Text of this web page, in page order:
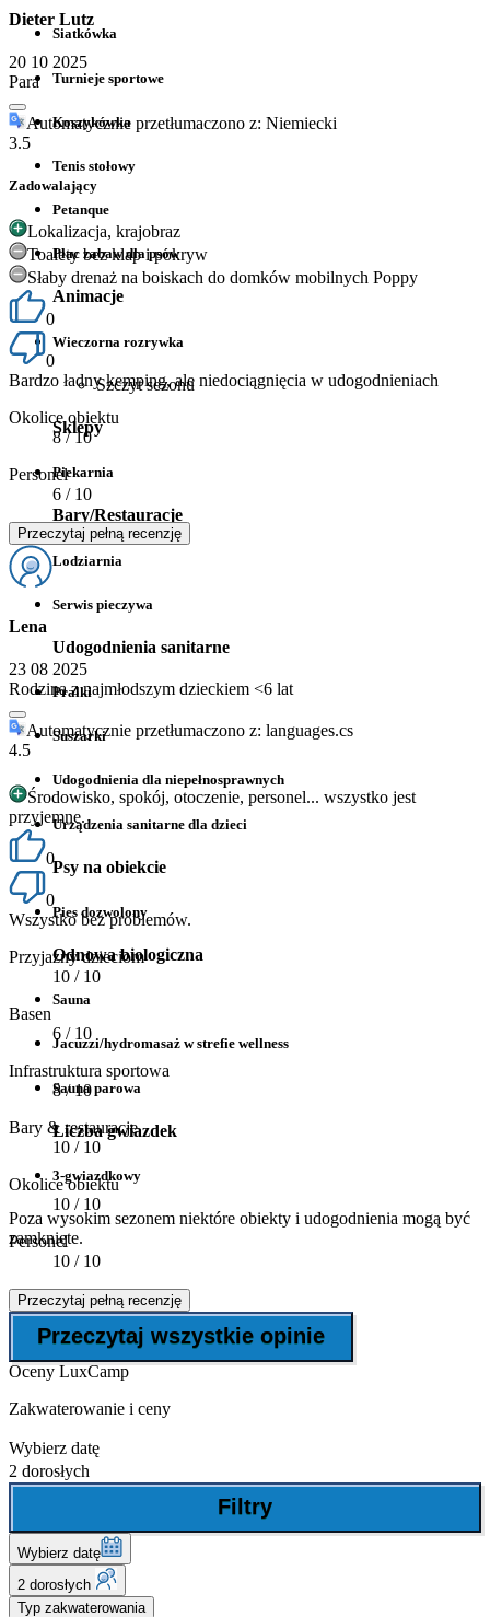
Siatkówka
Turnieje sportowe
Koszykówka
Tenis stołowy
Petanque
Plac zabaw dla psów
Animacje
Wieczorna rozrywka
Szczyt sezonu
Sklepy
Piekarnia
Bary/Restauracje
Lodziarnia
Serwis pieczywa
Udogodnienia sanitarne
Pralki
Suszarki
Udogodnienia dla niepełnosprawnych
Urządzenia sanitarne dla dzieci
Psy na obiekcie
Pies dozwolony
Odnowa biologiczna
Sauna
Jacuzzi/hydromasaż w strefie wellness
Sauna parowa
Liczba gwiazdek
3-gwiazdkowy
Poza wysokim sezonem niektóre obiekty i udogodnienia mogą być
zamknięte.
Dieter Lutz
20 10 2025
Para
Automatycznie przetłumaczono z: Niemiecki
3.5
Zadowalający
Lokalizacja, krajobraz
Toalety bez klap i pokryw
Słaby drenaż na boiskach do domków mobilnych Poppy
0
0
Bardzo ładny kemping, ale niedociągnięcia w udogodnieniach
Okolice obiektu
8/ 10
Personel
6 / 10
Przeczytaj pełną recenzję
Lena
23 08 2025
Rodzina z najmłodszym dzieckiem <6 lat
Automatycznie przetłumaczono z: languages.cs
4.5
Środowisko, spokój, otoczenie, personel... wszystko jest
przyjemne.
0
0
Wszystko bez problemów.
Przyjazny dzieciom
10 / 10
Basen
6 / 10
Infrastruktura sportowa
8/ 10
Bary & restauracje
10 / 10
Okolice obiektu
10 / 10
Personel
10 / 10
Przeczytaj pełną recenzję
Przeczytaj wszystkie opinie
Oceny LuxCamp
Zakwaterowanie i ceny
Wybierz datę
2 dorosłych
Filtry
Wybierz datę
2 dorosłych
Typ zakwaterowania